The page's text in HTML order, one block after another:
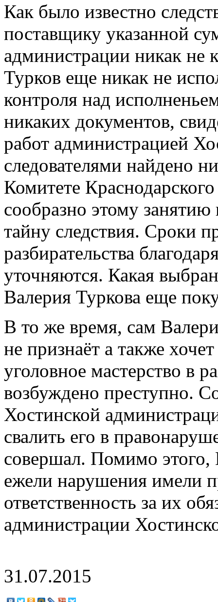
Как было известно
поставщику указанной
администрации никак не
Турков еще никак не
контроля над
никаких документов,
работ администрацией
следователями найдено
Комитете
сообразно этому занятию
тайну следствия. Сроки
разбирательства
уточняются. Какая
Валерия Туркова еще
В то же время, сам
не признаёт а также
уголовное мастерство в
возбуждено преступно.
Хостинской
свалить его в
совершал. Помимо этого,
ежели нарушения имели
ответственность за их
администрации
31.07.2015